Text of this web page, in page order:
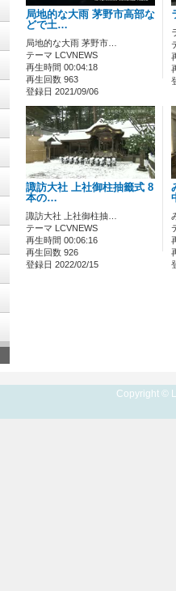
局地的な大雨 茅野市高部な
どで土…
局地的な大雨 茅野市…
テーマ LCVNEWS
再生時間 00:04:18
再生回数 963
登録日 2021/09/06
諏訪大社 上社御柱抽籤式 8
本の…
諏訪大社 上社御柱抽…
テーマ LCVNEWS
再生時間 00:06:16
再生回数 926
登録日 2022/02/15
Copyright ©